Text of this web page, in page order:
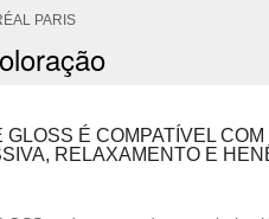
PARIS
É COMPATÍVEL
RELAXAMENTO E